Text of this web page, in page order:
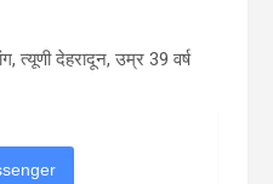
त्यूणी देहरादून, उम्र 39 वर्ष